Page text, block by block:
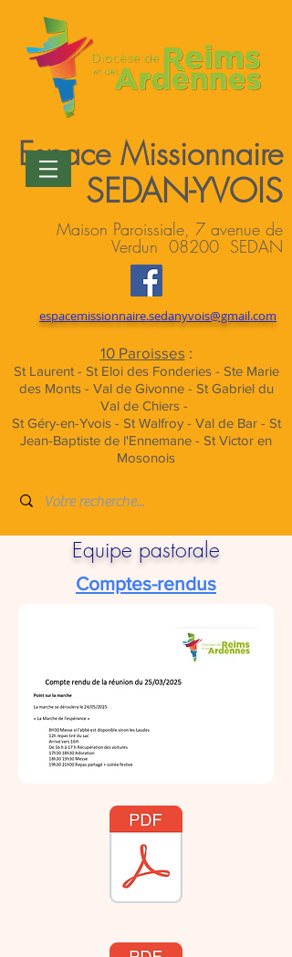
Espace Missionnaire
SEDAN-YVOIS
Maison Paroissiale, 7 avenue de
Verdun 08200 SEDAN
espacemissionnaire.sedanyvois@gmail.com
10 Paroisses :
St Laurent - St Eloi des Fonderies - Ste Marie
des Monts - Val de Givonne - St Gabriel du
Val de Chiers -
St Géry-en-Yvois - St Walfroy - Val de Bar - St
Jean-Baptiste de l'Ennemane - St Victor en
Mosonois
Equipe pastorale
Comptes-rendus